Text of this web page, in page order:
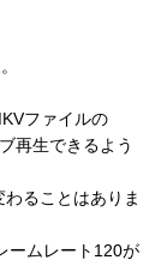
ファイルの
再生できるよう
ることはありま
ームレート120が